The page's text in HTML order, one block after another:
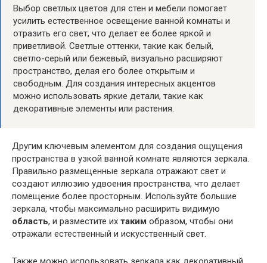
Выбор светлых цветов для стен и мебели помогает
усилить естественное освещение ванной комнаты и
отразить его свет, что делает ее более яркой и
приветливой. Светлые оттенки, такие как белый,
светло-серый или бежевый, визуально расширяют
пространство, делая его более открытым и
свободным. Для создания интересных акцентов
можно использовать яркие детали, такие как
декоративные элементы или растения.
Другим ключевым элементом для создания ощущения
пространства в узкой ванной комнате являются зеркала.
Правильно размещенные зеркала отражают свет и
создают иллюзию удвоения пространства, что делает
помещение более просторным. Используйте большие
зеркала, чтобы максимально расширить видимую
область, и разместите их таким образом, чтобы они
отражали естественный и искусственный свет.